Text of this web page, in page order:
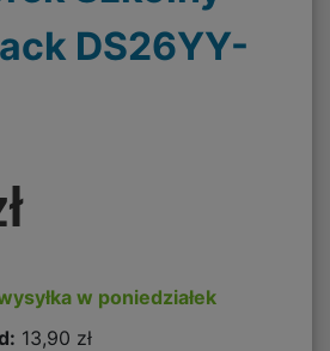
DS26YY-
w poniedziałek
13,90 zł